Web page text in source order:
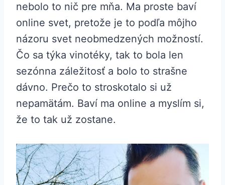
nebolo to nič pre mňa. Ma proste baví
online svet, pretože je to podľa môjho
názoru svet neobmedzených možností.
Čo sa týka vinotéky, tak to bola len
sezónna záležitosť a bolo to strašne
dávno. Prečo to stroskotalo si už
nepamätám. Baví ma online a myslím si,
že to tak už zostane.